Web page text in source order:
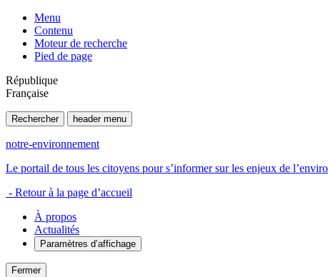
Menu
Contenu
Moteur de recherche
Pied de page
République
Française
Rechercher header menu
notre-environnement
Le portail de tous les citoyens pour s’informer sur les enjeux de
- Retour à la page d’accueil
À propos
Actualités
Paramètres d’affichage
Fermer